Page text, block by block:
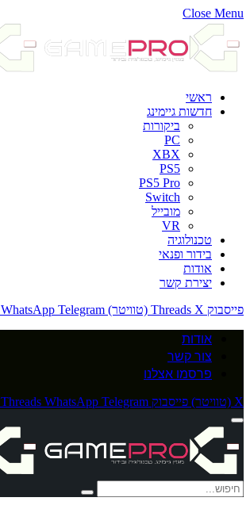
Close Menu
ראשי
חדשות גיימינג
ביקורות
PC
XBX
PS5
PS5 Pro
Switch
מובייל
VR
טכנולוגיה
בידור ופנאי
אודות
יצירת קשר
פייסבוק
Threads X (טוויטר) WhatsApp Telegram
אודות
צור קשר
פרסמו אצלנו
X (טוויטר) פייסבוק Threads WhatsApp Telegram